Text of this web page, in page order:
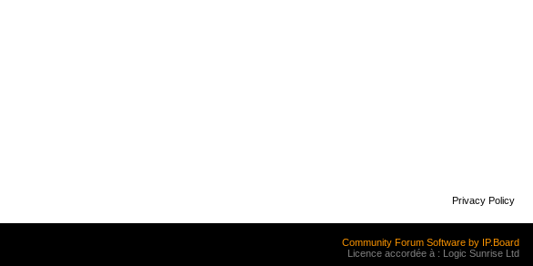
Privacy Policy
Community Forum Software by IP.Board
Licence accordée à : Logic Sunrise Ltd